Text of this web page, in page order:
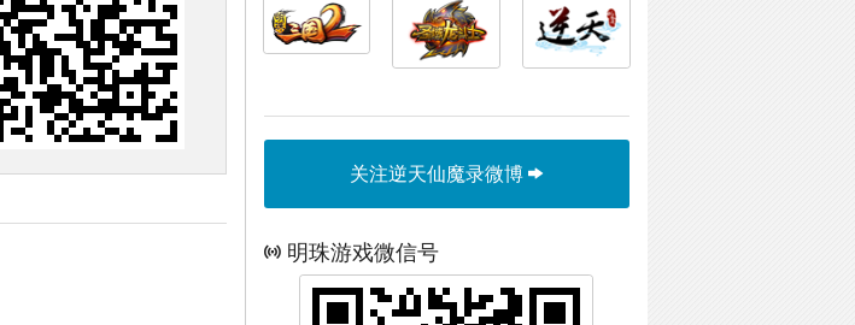
关注逆天仙魔录微博
明珠游戏微信号